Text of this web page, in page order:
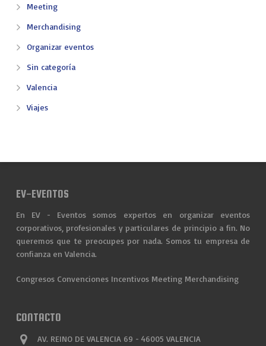
Meeting
Merchandising
Organizar eventos
Sin categoría
Valencia
Viajes
EV-EVENTOS
En EV - Eventos somos expertos en organizar eventos
corporativos, profesionales y particulares de principio a fin. No
queremos que te preocupes por nada. Somos tu empresa de
confianza en Valencia.
Congresos Convenciones Incentivos Meeting Merchandising
CONTACTO
AV. REINO DE VALENCIA 69 - 46005 VALENCIA